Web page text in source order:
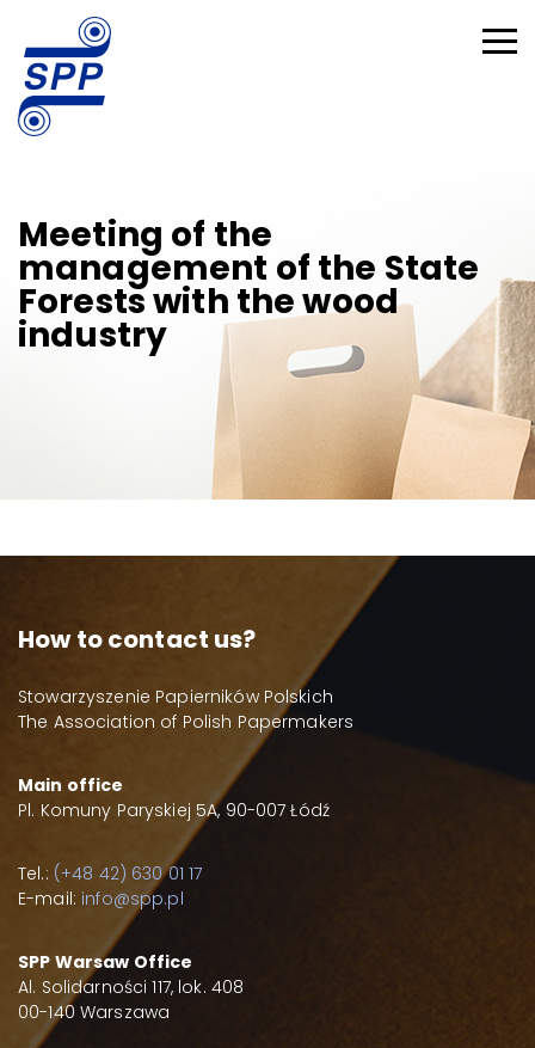
Meeting of the
management of the State
Forests with the wood
industry
How to contact us?
Stowarzyszenie Papierników Polskich
The Association of Polish Papermakers
Main office
Pl. Komuny Paryskiej 5A, 90-007 Łódź
Tel.: (+48 42) 630 01 17
E-mail: info@spp.pl
SPP Warsaw Office
Al. Solidarności 117, lok. 408
00-140 Warszawa